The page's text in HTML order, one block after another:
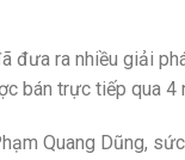
đưa ra nhiều giải
bán trực tiếp qua 4
Quang Dũng,